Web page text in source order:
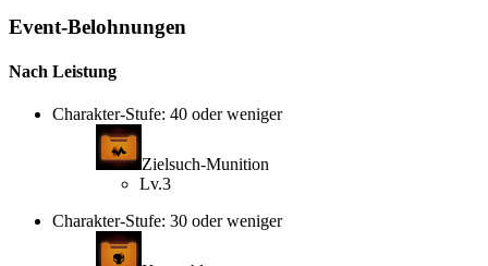
Event-Belohnungen
Nach Leistung
Charakter-Stufe: 40 oder weniger
Zielsuch-Munition
Lv.3
Charakter-Stufe: 30 oder weniger